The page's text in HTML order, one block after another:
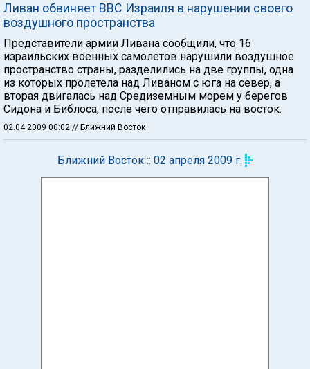
Ливан обвиняет ВВС Израиля в нарушении своего
воздушного пространства
Представители армии Ливана сообщили, что 16
израильских военных самолетов нарушили воздушное
пространство страны, разделились на две группы, одна
из которых пролетела над Ливаном с юга на север, а
вторая двигалась над Средиземным морем у берегов
Сидона и Библоса, после чего отправилась на восток.
02.04.2009 00:02 // Ближний Восток
Ближний Восток :: 02 апреля 2009 г.